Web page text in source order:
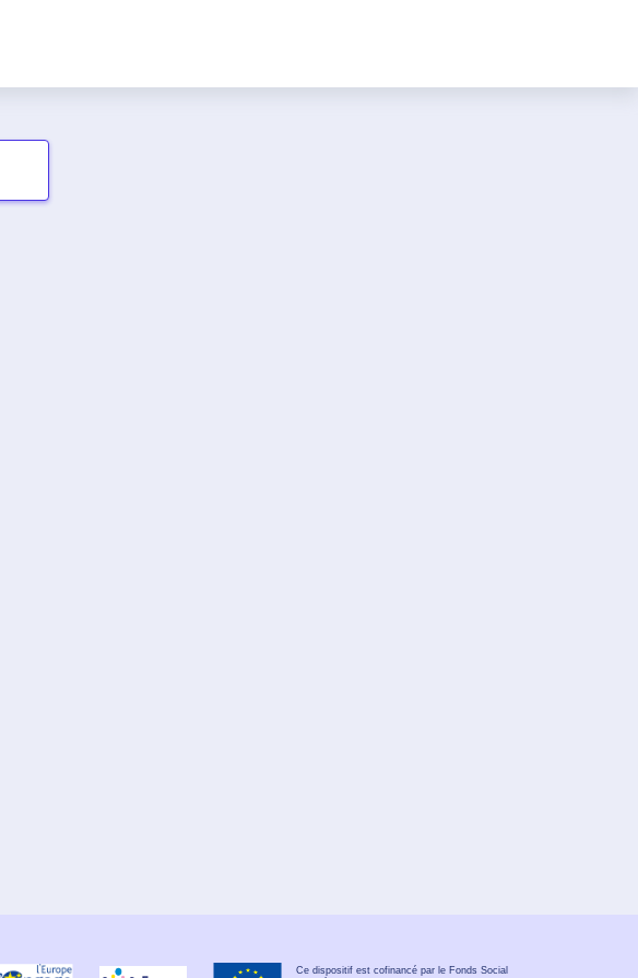
Ce dispositif est cofinancé par le Fonds Social